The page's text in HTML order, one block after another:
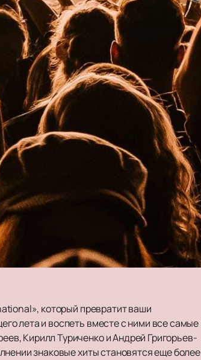
который превратит ваши
лета и воспеть вместе с ними все самые
Кирилл Туриченко и Андрей Григорьев-
знаковые хиты становятся еще более